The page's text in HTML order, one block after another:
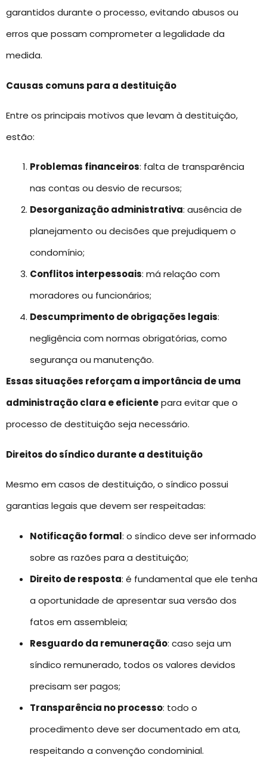
garantidos durante o processo, evitando abusos ou
erros que possam comprometer a legalidade da
medida.
Causas comuns para a destituição
Entre os principais motivos que levam à destituição,
estão:
Problemas financeiros: falta de transparência
nas contas ou desvio de recursos;
Desorganização administrativa: ausência de
planejamento ou decisões que prejudiquem o
condomínio;
Conflitos interpessoais: má relação com
moradores ou funcionários;
Descumprimento de obrigações legais:
negligência com normas obrigatórias, como
segurança ou manutenção.
Essas situações reforçam a importância de uma
administração clara e eficientepara evitar que o
processo de destituição seja necessário.
Direitos do síndico durante a destituição
Mesmo em casos de destituição, o síndico possui
garantias legais que devem ser respeitadas:
Notificação formal: o síndico deve ser informado
sobre as razões para a destituição;
Direito de resposta: é fundamental que ele tenha
a oportunidade de apresentar sua versão dos
fatos em assembleia;
Resguardo da remuneração: caso seja um
síndico remunerado, todos os valores devidos
precisam ser pagos;
Transparência no processo: todo o
procedimento deve ser documentado em ata,
respeitando a convenção condominial.